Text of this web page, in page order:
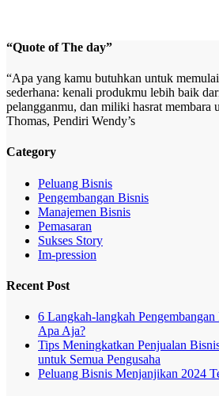
“Quote of The day”
“Apa yang kamu butuhkan untuk
sederhana: kenali produkmu lebih baik
pelangganmu, dan miliki hasrat
Thomas, Pendiri Wendy’s
Category
Peluang Bisnis
Pengembangan Bisnis
Manajemen Bisnis
Pemasaran
Sukses Story
Im-pression
Recent Post
6 Langkah-langkah Pengembangan
Apa Aja?
Tips Meningkatkan Penjualan
untuk Semua Pengusaha
Peluang Bisnis Menjanjikan 2024